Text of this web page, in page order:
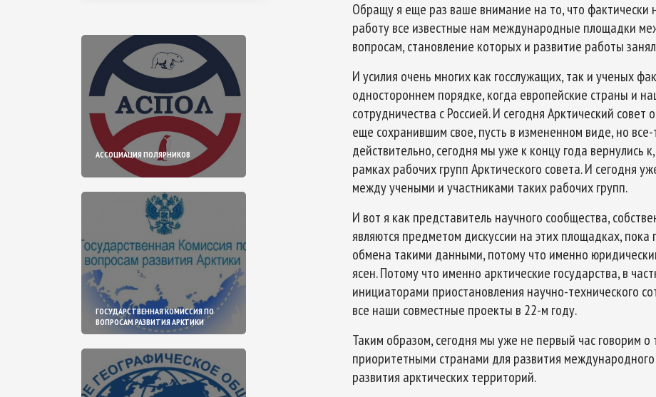
АССОЦИАЦИЯ ПОЛЯРНИКОВ
ГОСУДАРСТВЕННАЯ КОМИССИЯ ПО
ВОПРОСАМ РАЗВИТИЯ АРКТИКИ
Обращу я еще раз ваше внимание на то, что фактически
работу все известные нам международные площадки
вопросам, становление которых и развитие работы
И усилия очень многих как госслужащих, так и ученых
одностороннем порядке, когда европейские страны и
сотрудничества с Россией. И сегодня Арктический
еще сохранившим свое, пусть в измененном виде, но
действительно, сегодня мы уже к концу года вернулись
рамках рабочих групп Арктического совета. И сегодня
между учеными и участниками таких рабочих групп.
И вот я как представитель научного сообщества,
являются предметом дискуссии на этих площадках,
обмена такими данными, потому что именно
ясен. Потому что именно арктические государства, в
инициаторами приостановления научно-технического
все наши совместные проекты в 22-м году.
Таким образом, сегодня мы уже не первый час говорим
приоритетными странами для развития
развития арктических территорий.